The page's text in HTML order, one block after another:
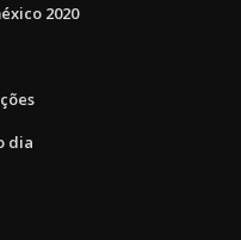
2020
dia